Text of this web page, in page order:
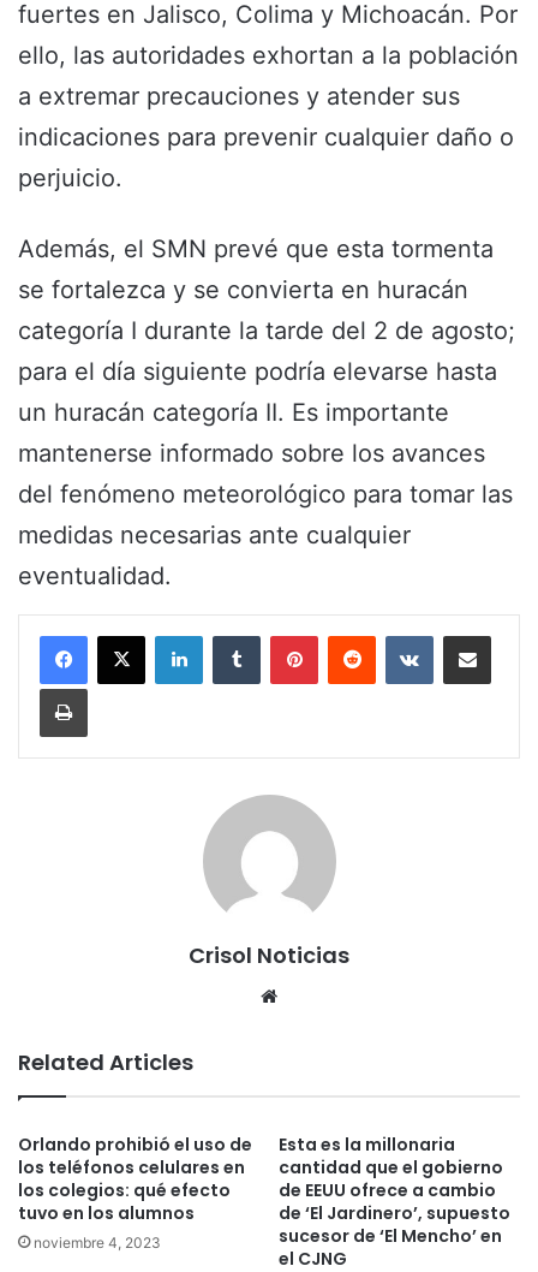
fuertes en Jalisco, Colima y Michoacán. Por
ello, las autoridades exhortan a la población
a extremar precauciones y atender sus
indicaciones para prevenir cualquier daño o
perjuicio.
Además, el SMN prevé que esta tormenta
se fortalezca y se convierta en huracán
categoría I durante la tarde del 2 de agosto;
para el día siguiente podría elevarse hasta
un huracán categoría II. Es importante
mantenerse informado sobre los avances
del fenómeno meteorológico para tomar las
medidas necesarias ante cualquier
eventualidad.
Crisol Noticias
Related Articles
Orlando prohibió el uso de
los teléfonos celulares en
los colegios: qué efecto
tuvo en los alumnos
noviembre 4, 2023
Esta es la millonaria
cantidad que el gobierno
de EEUU ofrece a cambio
de ‘El Jardinero’, supuesto
sucesor de ‘El Mencho’ en
el CJNG